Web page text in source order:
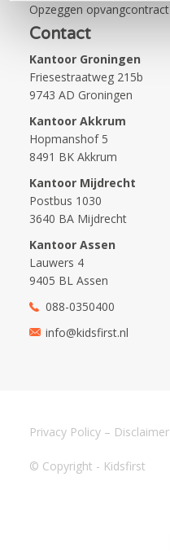
Opzeggen opvangcontract
Contact
Kantoor Groningen
Friesestraatweg 215b
9743 AD Groningen
Kantoor Akkrum
Hopmanshof 5
8491 BK Akkrum
Kantoor Mijdrecht
Postbus 1030
3640 BA Mijdrecht
Kantoor Assen
Lauwers 4
9405 BL Assen
088-0350400
info@kidsfirst.nl
© Copyright - Kidsfirst
Privacy Policy – Disclaimer